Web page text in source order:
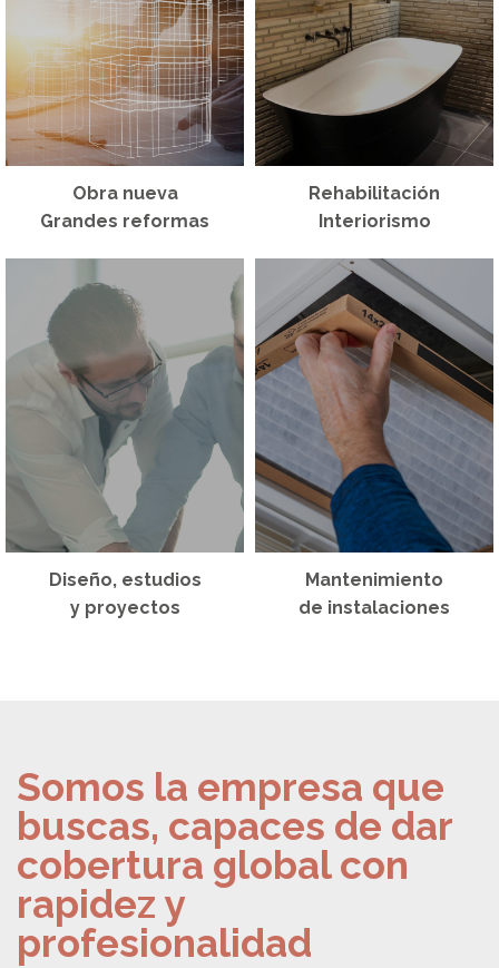
Obra nueva
Grandes reformas
Rehabilitación
Interiorismo
Diseño, estudios
y proyectos
Mantenimiento
de instalaciones
Somos la empresa que
buscas, capaces de dar
cobertura global con
rapidez y
profesionalidad